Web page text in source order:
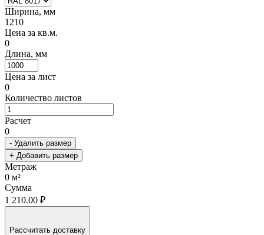
Ширина, мм
1210
Цена за кв.м.
0
Длина, мм
Цена за лист
0
Количество листов
Расчет
0
- Удалить размер
+ Добавить размер
Метраж
0 м²
Сумма
1 210.00 ₽
Рассчитать доставку